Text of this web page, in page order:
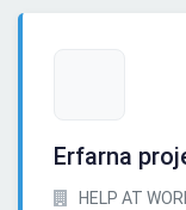
Erfarna
HELP AT